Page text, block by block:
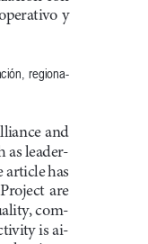
y
regiona-
and
as leader-
article has
are
com-
is ai-